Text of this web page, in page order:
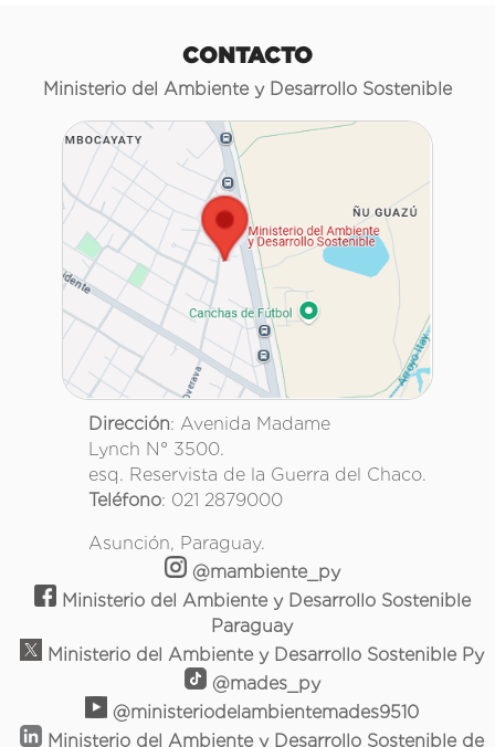
CONTACTO
Ministerio del Ambiente y Desarrollo Sostenible
Dirección: Avenida Madame
Lynch N° 3500.
esq. Reservista de la Guerra del Chaco.
Teléfono: 021 2879000
Asunción, Paraguay.
@mambiente_py
Ministerio del Ambiente y Desarrollo Sostenible
Paraguay
Ministerio del Ambiente y Desarrollo Sostenible Py
@mades_py
@ministeriodelambientemades9510
Ministerio del Ambiente y Desarrollo Sostenible de